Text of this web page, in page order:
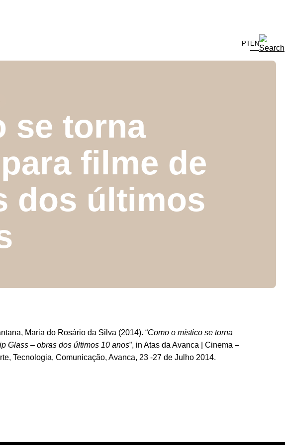
PTEN
se torna
filme de
dos últimos
Maria do Rosário da Silva (2014). “Como o místico se torna
Glass – obras dos últimos 10 anos”, in Atas da Avanca | Cinema –
Tecnologia, Comunicação, Avanca, 23 -27 de Julho 2014.